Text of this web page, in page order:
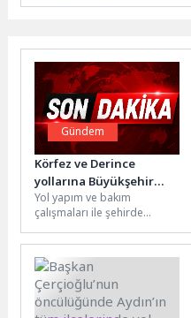
Gündem
Körfez ve Derince
yollarına Büyükşehir
imzası
Yol yapım ve bakım
çalışmaları ile şehirde
konforu artıran Kocaeli
Büyükşehir Belediyesi,...